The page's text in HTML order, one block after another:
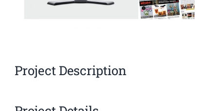
Project Description